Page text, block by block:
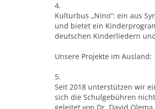
4.
Kulturbus „Nino“: ein aus
und bietet ein
deutschen Kinderliedern
Unsere Projekte im Ausland:
5.
Seit 2018 unterstützen wir
sich die Schulgebühren